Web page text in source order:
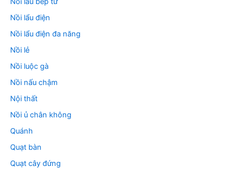
Nồi lẩu điện
Nồi lẩu điện đa năng
Nồi lẻ
Nồi luộc gà
Nồi nấu chậm
Nội thất
Nồi ủ chân không
Quánh
Quạt bàn
Quạt cây đứng